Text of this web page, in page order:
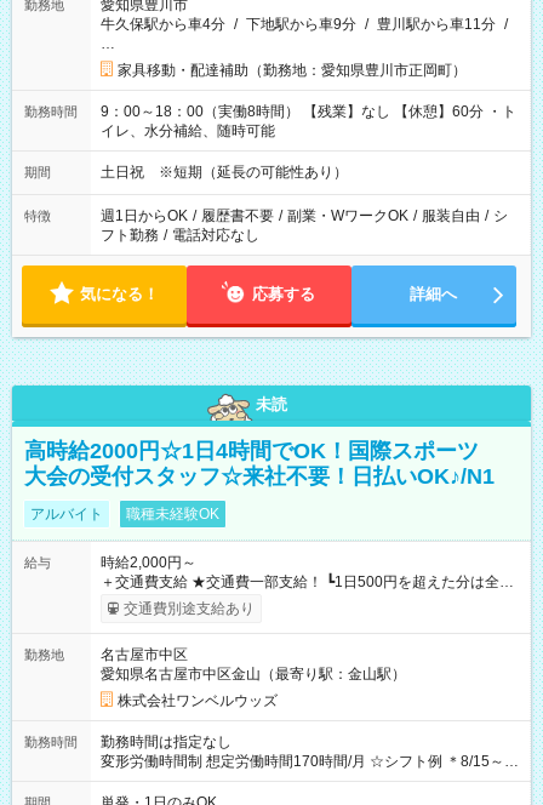
勤務地
愛知県豊川市
牛久保駅から車4分 / 下地駅から車9分 / 豊川駅から車11分 /
…
家具移動・配達補助（勤務地：愛知県豊川市正岡町）
勤務時間
9：00～18：00（実働8時間） 【残業】なし 【休憩】60分 ・ト
イレ、水分補給、随時可能
期間 土日祝 ※短期（延長の可能性あり）
特徴 週1日からOK / 履歴書不要 / 副業・WワークOK / 服装自由 / シ
フト勤務 / 電話対応なし
気になる！ 応募する 詳細へ
未読
高時給2000円☆1日4時間でOK！国際スポーツ
大会の受付スタッフ☆来社不要！日払いOK♪/N1
アルバイト 職種未経験OK
給与
時給2,000円～
＋交通費支給 ★交通費一部支給！ ┗1日500円を超えた分は全額
支給！ ※往復500円以内の方は自己負担となります ★日払い
OK！（規定あり） ┗働いたその日に現金GET♪ お仕事後はコン
期間なし
交通費別途支給あり
勤務地
名古屋市中区
愛知県名古屋市中区金山（最寄り駅：金山駅）
株式会社ワンベルウッズ
勤務時間
勤務時間は指定なし
変形労働時間制 想定労働時間170時間/月 ☆シフト例 ＊8/15～
10/26 全日共通 08：00～12：00 17：00～21：00 ＊8/31
～9/19のみ下記シフトもあります！ 12：00～16：00 ＊9/6～